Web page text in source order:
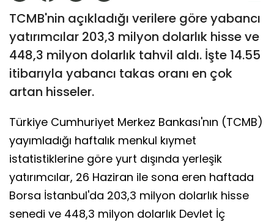
TCMB'nin açıkladığı verilere göre yabancı
yatırımcılar 203,3 milyon dolarlık hisse ve
448,3 milyon dolarlık tahvil aldı. İşte 14.55
itibarıyla yabancı takas oranı en çok
artan hisseler.
Türkiye Cumhuriyet Merkez Bankası'nın (TCMB)
yayımladığı haftalık menkul kıymet
istatistiklerine göre yurt dışında yerleşik
yatırımcılar, 26 Haziran ile sona eren haftada
Borsa İstanbul'da 203,3 milyon dolarlık hisse
senedi ve 448,3 milyon dolarlık Devlet İç